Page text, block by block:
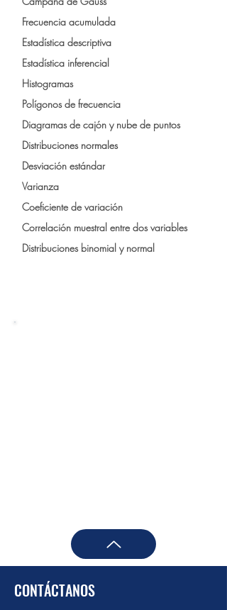
Frecuencia acumulada
Estadística descriptiva
Estadística inferencial
Histogramas
Polígonos de frecuencia
Diagramas de cajón y nube de puntos
Distribuciones normales
Desviación estándar
Varianza
Coeficiente de variación
Correlación muestral entre dos variables
Distribuciones binomial y normal
CONTÁCTANOS